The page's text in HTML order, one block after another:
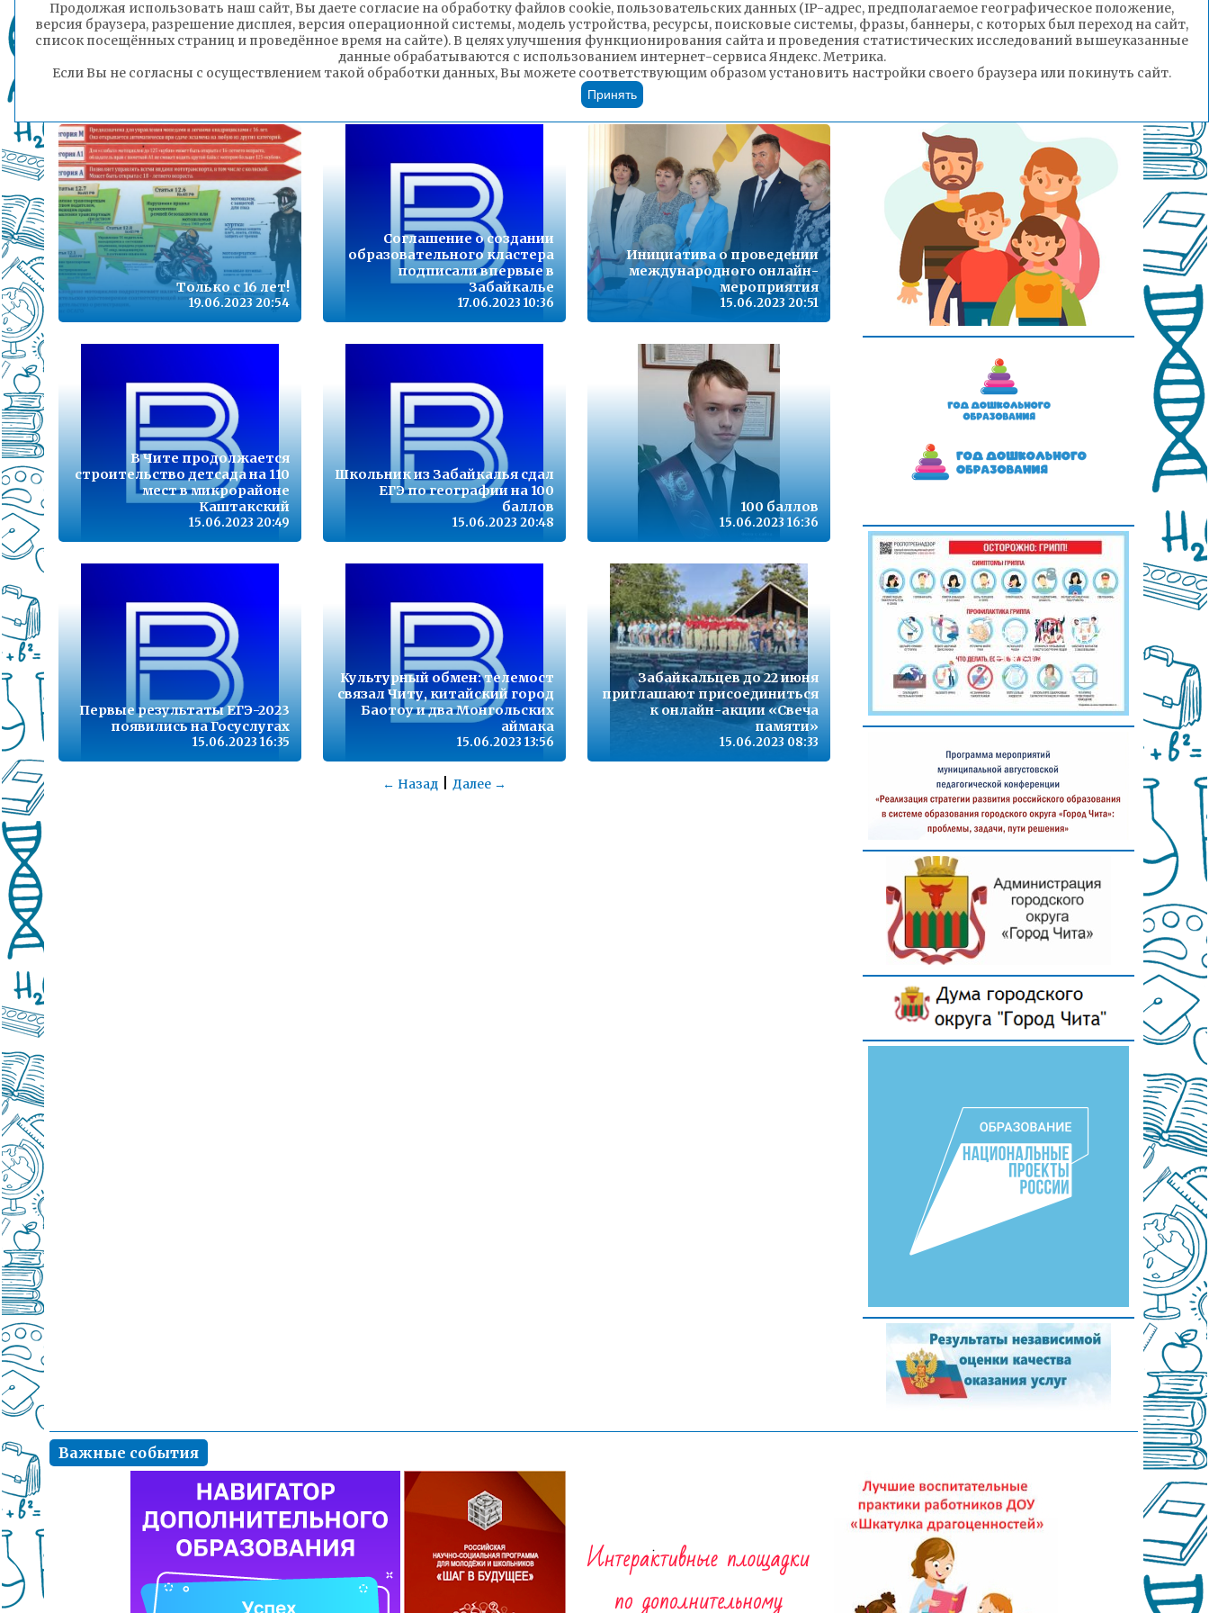
отпуск прибывают бойцы из
зоны проведения
специальной военной
операции
20.06.2023 15:05
Сети СВОими руками
20.06.2023 15:04
Лето! Солнце!
19.06.2023 21:00
Только с 16 лет!
19.06.2023 20:54
Соглашение о создании
образовательного кластера
подписали впервые в
Забайкалье
17.06.2023 10:36
Инициатива о проведении
международного онлайн-
мероприятия
15.06.2023 20:51
В Чите продолжается
строительство детсада на 110
мест в микрорайоне
Каштакский
15.06.2023 20:49
Школьник из Забайкалья сдал
ЕГЭ по географии на 100
баллов
15.06.2023 20:48
100 баллов
15.06.2023 16:36
Первые результаты ЕГЭ-2023
появились на Госуслугах
15.06.2023 16:35
Культурный обмен: телемост
связал Читу, китайский город
Баотоу и два Монгольских
аймака
15.06.2023 13:56
Забайкальцев до 22 июня
приглашают присоединиться
к онлайн-акции «Свеча
памяти»
15.06.2023 08:33
← Назад Далее →
Важные события
Продолжая использовать наш сайт, Вы даете согласие на обработку файлов cookie, пользовательских данных (IP-адрес, предполагаемое географическое положение,
версия браузера, разрешение дисплея, версия операционной системы, модель устройства, ресурсы, поисковые системы, фразы, баннеры, с которых был переход на сайт,
список посещённых страниц и проведённое время на сайте). В целях улучшения функционирования сайта и проведения статистических исследований вышеуказанные
данные обрабатываются с использованием интернет-сервиса Яндекс. Метрика.
Если Вы не согласны с осуществлением такой обработки данных, Вы можете соответствующим образом установить настройки своего браузера или покинуть сайт.
Принять